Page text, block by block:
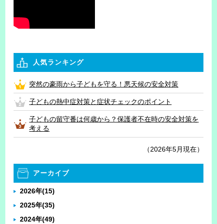
人気ランキング
突然の豪雨から子どもを守る！悪天候の安全対策
子どもの熱中症対策と症状チェックのポイント
子どもの留守番は何歳から？保護者不在時の安全対策を
考える
（2026年5月現在）
アーカイブ
2026年(15)
2025年(35)
2024年(49)